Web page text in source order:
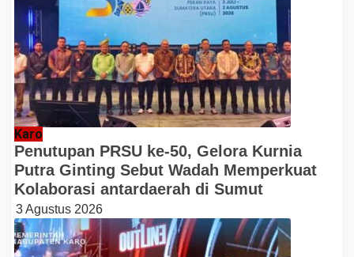
Karo
Penutupan PRSU ke-50, Gelora Kurnia
Putra Ginting Sebut Wadah Memperkuat
Kolaborasi antardaerah di Sumut
3 Agustus 2026